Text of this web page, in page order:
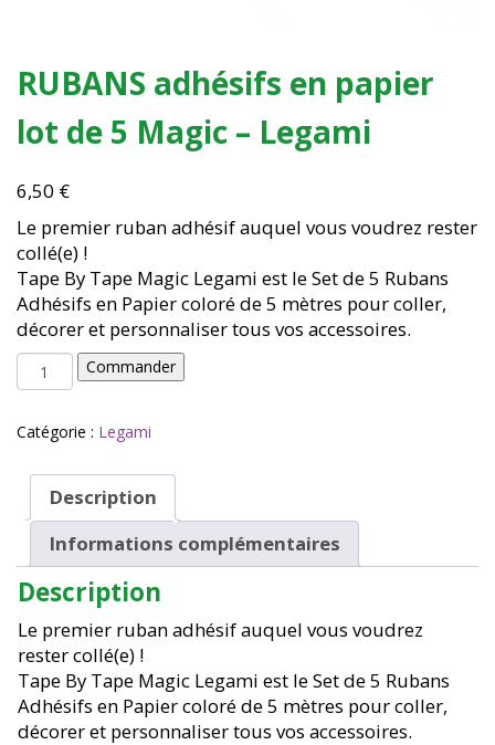
RUBANS adhésifs en papier
lot de 5 Magic – Legami
6,50 €
Le premier ruban adhésif auquel vous voudrez rester
collé(e) !
Tape By Tape Magic Legami est le Set de 5 Rubans
Adhésifs en Papier coloré de 5 mètres pour coller,
décorer et personnaliser tous vos accessoires.
quantité
de
adhésifs
papier
de
Magic
-
Legami
Commander
Catégorie : Legami
Description
Informations complémentaires
Description
Le premier ruban adhésif auquel vous voudrez
rester collé(e) !
Tape By Tape Magic Legami est le Set de 5 Rubans
Adhésifs en Papier coloré de 5 mètres pour coller,
décorer et personnaliser tous vos accessoires.